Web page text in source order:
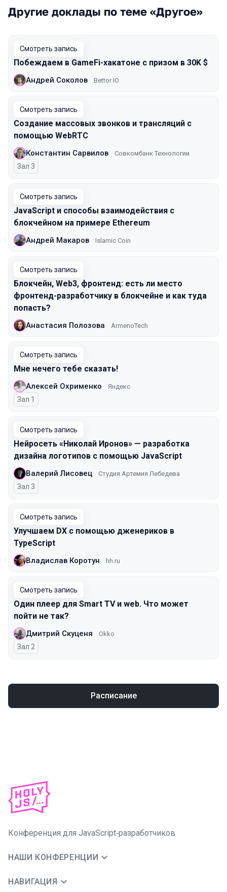
Другие доклады по теме «Другое»
Смотреть запись
Побеждаем в GameFi-хакатоне с призом в 30K $
Андрей Соколов Bettor IO
Смотреть запись
Создание массовых звонков и трансляций с
помощью WebRTC
Константин Сарвилов Совкомбанк Технологии
Зал 3
Смотреть запись
JavaScript и способы взаимодействия с
блокчейном на примере Ethereum
Андрей Макаров Islamic Coin
Смотреть запись
Блокчейн, Web3, фронтенд: есть ли место
фронтенд-разработчику в блокчейне и как туда
попасть?
Анастасия Полозова ArmenoTech
Смотреть запись
Мне нечего тебе сказать!
Алексей Охрименко Яндекс
Зал 1
Смотреть запись
Нейросеть «Николай Иронов» — разработка
дизайна логотипов с помощью JavaScript
Валерий Лисовец Студия Артемия Лебедева
Зал 3
Смотреть запись
Улучшаем DX с помощью дженериков в
TypeScript
Владислав Коротун hh.ru
Смотреть запись
Один плеер для Smart TV и web. Что может
пойти не так?
Дмитрий Скуценя Okko
Зал 2
Расписание
Конференция для JavaScript‑разработчиков
НАШИ КОНФЕРЕНЦИИ
НАВИГАЦИЯ